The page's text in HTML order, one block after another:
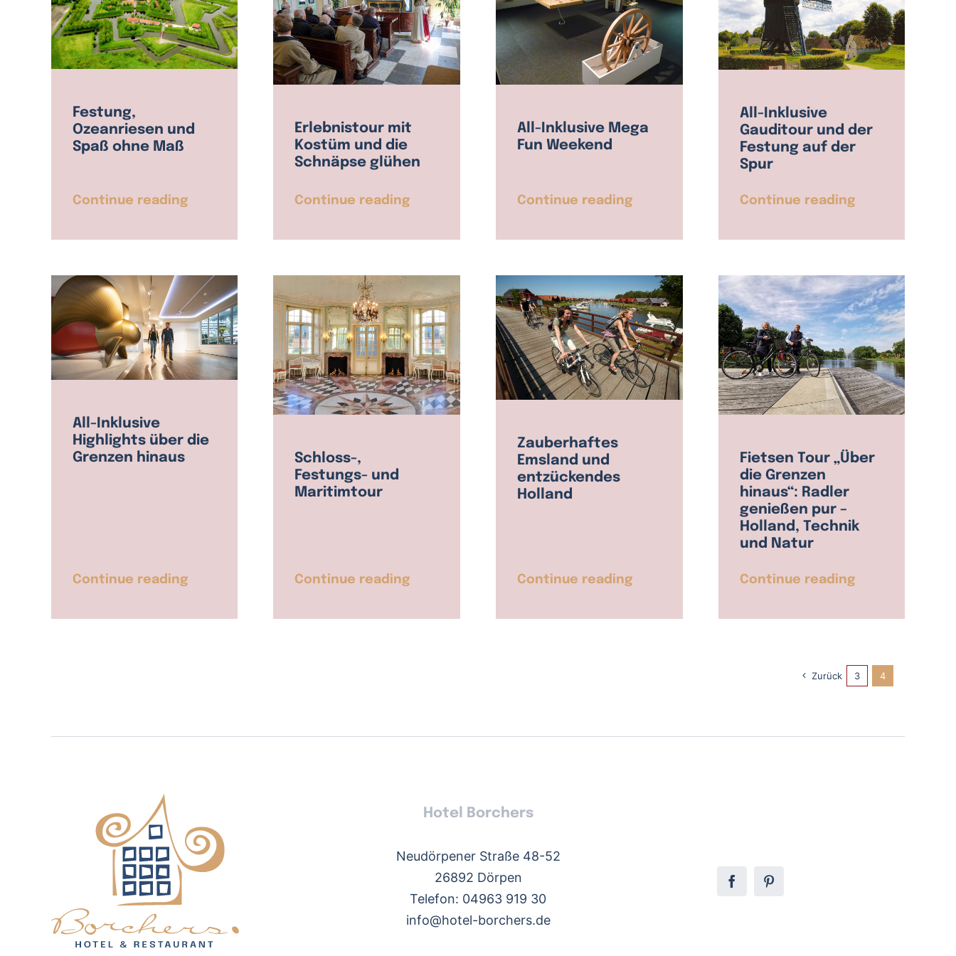
Festung,
Ozeanriesen und
Spaß ohne Maß
Continue reading
Erlebnistour mit
Kostüm und die
Schnäpse glühen
Continue reading
All-Inklusive Mega
Fun Weekend
Continue reading
All-Inklusive
Gauditour und der
Festung auf der
Spur
Continue reading
All-Inklusive
Highlights über die
Grenzen hinaus
Continue reading
Schloss-,
Festungs- und
Maritimtour
Continue reading
Zauberhaftes
Emsland und
entzückendes
Holland
Continue reading
Fietsen Tour „Über
die Grenzen
hinaus“: Radler
genießen pur –
Holland, Technik
und Natur
Continue reading
Zurück 3 4
Hotel Borchers
Neudörpener Straße 48-52
26892 Dörpen
Telefon: 04963 919 30
info@hotel-borchers.de